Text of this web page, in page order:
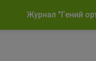
Журнал "Гений